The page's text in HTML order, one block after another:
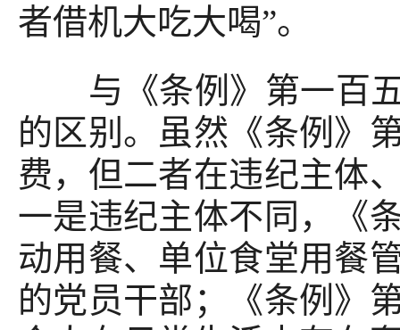
者借机大吃大喝”。
与《条例》第一百五
的区别。虽然《条例》
费，但二者在违纪主体
一是违纪主体不同，《
动用餐、单位食堂用餐
的党员干部；《条例》